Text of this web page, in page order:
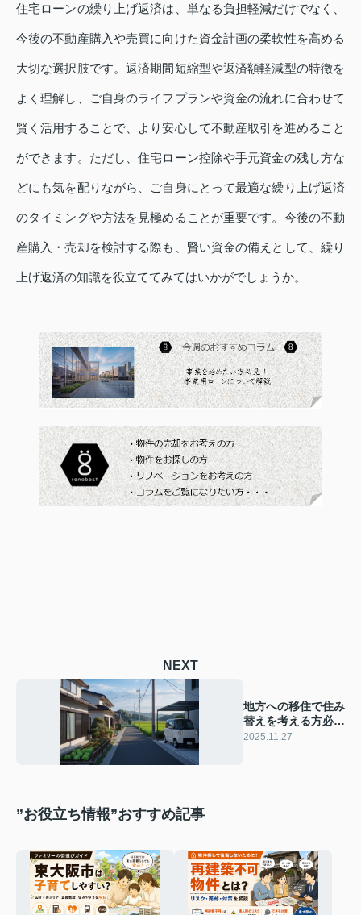
住宅ローンの繰り上げ返済は、単なる負担軽減だけでなく、
今後の不動産購入や売買に向けた資金計画の柔軟性を高める
大切な選択肢です。返済期間短縮型や返済額軽減型の特徴を
よく理解し、ご自身のライフプランや資金の流れに合わせて
賢く活用することで、より安心して不動産取引を進めること
ができます。ただし、住宅ローン控除や手元資金の残し方な
どにも気を配りながら、ご自身にとって最適な繰り上げ返済
のタイミングや方法を見極めることが重要です。今後の不動
産購入・売却を検討する際も、賢い資金の備えとして、繰り
上げ返済の知識を役立ててみてはいかがでしょうか。
NEXT
地方への移住で住み
替えを考える方必
見！メリットとデメ
2025.11.27
”お役立ち情報”おすすめ記事